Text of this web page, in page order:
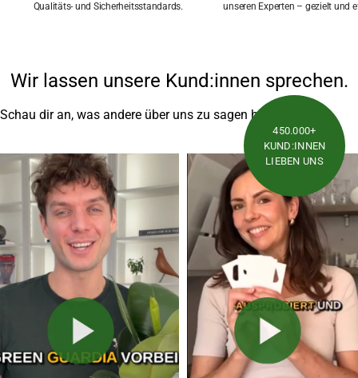
Qualitäts- und Sicherheitsstandards.
unseren Experten – gezielt und
Wir lassen unsere Kund:innen sprechen.
Schau dir an, was andere über uns zu sagen haben
450.000+
KUND:INNEN
LIEBEN UNS